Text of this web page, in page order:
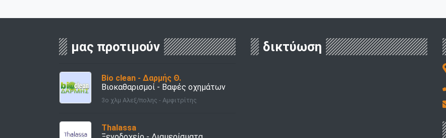
μας προτιμούν
Bio clean - Δαρμής Θ.
Βιοκαθαρισμοί - Βαφές οχημάτων
3ο χλμ Αλεξ/πολης - Αμφιτρίτης
Thalassa
δικτύωση